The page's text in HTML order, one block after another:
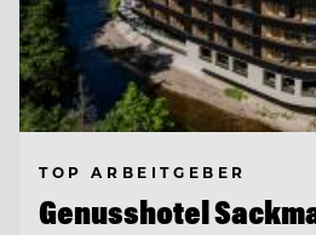
TOP ARBEITGEBER
Genusshotel